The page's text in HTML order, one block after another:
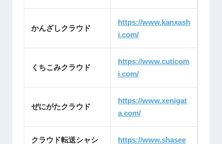
かんざしクラウド
https://www.kanxash
i.com/
くちこみクラウド
https://www.cuticom
i.com/
ぜにがたクラウド
https://www.xenigat
a.com/
クラウド転送シャシ https://www.shasee